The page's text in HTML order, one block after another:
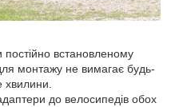
постійно встановленому
монтажу не вимагає будь-
хвилини.
до велосипедів обох